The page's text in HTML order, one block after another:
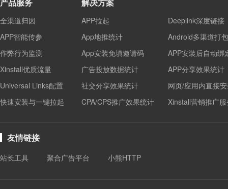
产品服务
全渠道归因
APP智能传参
作弊行为监测
Xinstall优质流量
Universal Links配置
快速安装与一键拉起
解决方案
APP拉起
Deeplink深度链接
App地推统计
Android多渠道打包
App安装免填邀请码
APP安装后自动绑
广告投放数据统计
APP分享效果统计
社交分享效果统计
网页/应用内直接
CPA/CPS推广效果统计
Xinstall营销推广
友情链接
站长工具 聚合广告平台 小熊HTTP